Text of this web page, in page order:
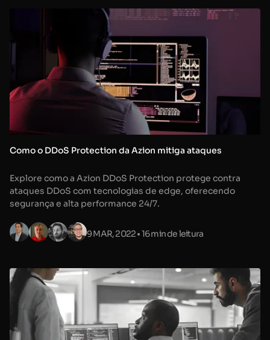
Como o DDoS Protection da Azion mitiga ataques
Explore como a Azion DDoS Protection protege contra
ataques DDoS com tecnologias de edge, oferecendo
segurança e alta performance 24/7.
9 MAR, 2022• 16 min de leitura